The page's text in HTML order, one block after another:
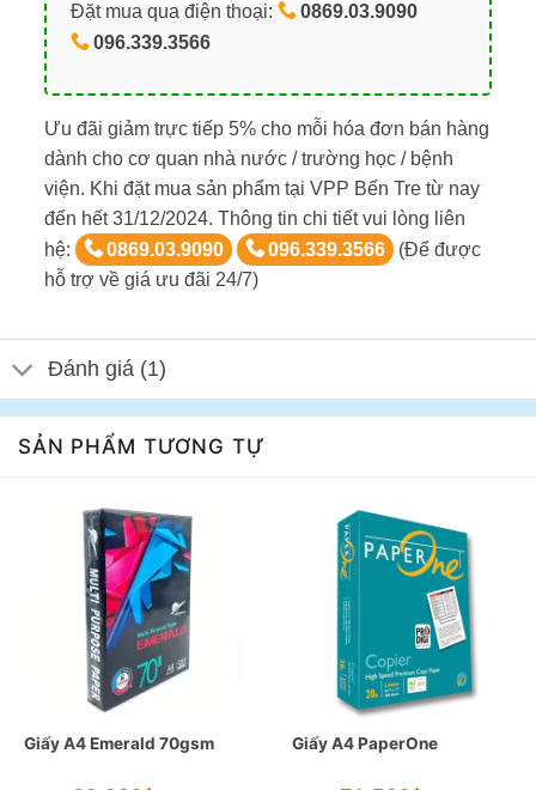
Đặt mua qua điện thoại:
0869.03.9090
096.339.3566
Ưu đãi giảm trực tiếp 5% cho mỗi hóa đơn bán hàng
dành cho cơ quan nhà nước / trường học / bệnh
viện. Khi đặt mua sản phẩm tại VPP Bến Tre từ nay
đến hết 31/12/2024. Thông tin chi tiết vui lòng liên
hệ:
0869.03.9090 096.339.3566
(Để được
hỗ trợ về giá ưu đãi 24/7)
Đánh giá (1)
SẢN PHẨM TƯƠNG TỰ
Giấy A4 Emerald 70gsm Giấy A4 PaperOne